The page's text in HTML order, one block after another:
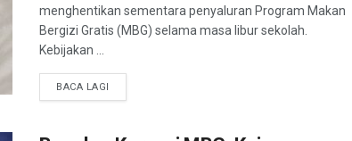
menghentikan sementara penyaluran Program Makan
Bergizi Gratis (MBG) selama masa libur sekolah.
Kebijakan ...
BACA LAGI